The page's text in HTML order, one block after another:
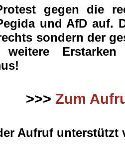
gegen die
und AfD auf.
sondern der
>>> Zum
Aufruf unterstützt